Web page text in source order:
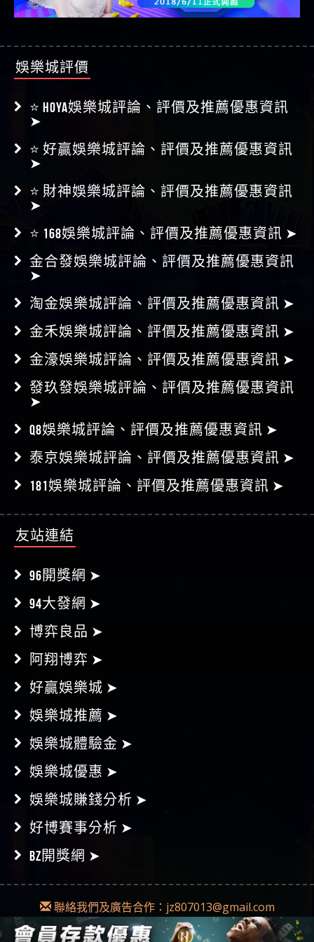
娛樂城評價
⭐ HOYA娛樂城評論、評價及推薦優惠資訊
➤
⭐ 好贏娛樂城評論、評價及推薦優惠資訊
➤
⭐ 財神娛樂城評論、評價及推薦優惠資訊
➤
⭐ 168娛樂城評論、評價及推薦優惠資訊 ➤
金合發娛樂城評論、評價及推薦優惠資訊
➤
淘金娛樂城評論、評價及推薦優惠資訊 ➤
金禾娛樂城評論、評價及推薦優惠資訊 ➤
金濠娛樂城評論、評價及推薦優惠資訊 ➤
發玖發娛樂城評論、評價及推薦優惠資訊
➤
Q8娛樂城評論、評價及推薦優惠資訊 ➤
泰京娛樂城評論、評價及推薦優惠資訊 ➤
181娛樂城評論、評價及推薦優惠資訊 ➤
友站連結
96開獎網 ➤
94大發網 ➤
博弈良品 ➤
阿翔博弈 ➤
好贏娛樂城 ➤
娛樂城推薦 ➤
娛樂城體驗金 ➤
娛樂城優惠 ➤
娛樂城賺錢分析 ➤
好博賽事分析 ➤
BZ開獎網 ➤
聯絡我們及廣告合作： jz807013@gmail.com
Copyright © 2018-2019 Diss博弈 網站地圖